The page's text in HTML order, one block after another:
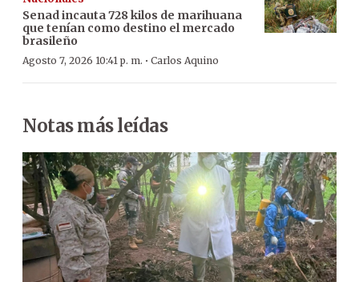
Senad incauta 728 kilos de marihuana
que tenían como destino el mercado
brasileño
Agosto 7, 2026 10:41 p. m. · Carlos Aquino
Notas más leídas